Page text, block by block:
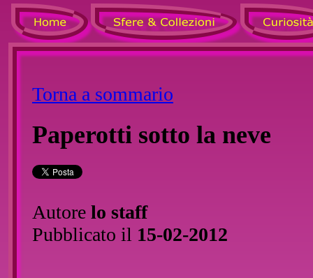
Torna a sommario
Paperotti sotto la neve
Autore lo staff
Pubblicato il 15-02-2012